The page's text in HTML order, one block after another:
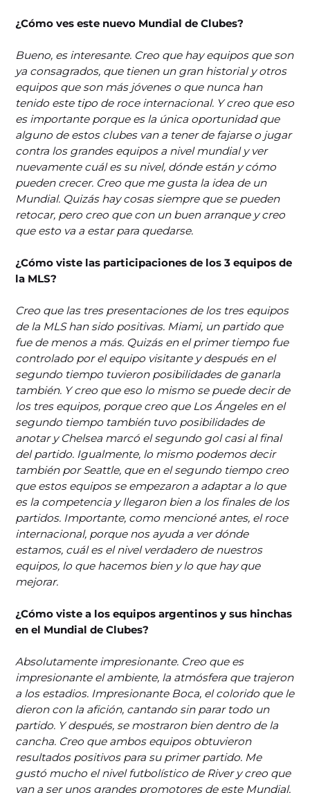
¿Cómo ves este nuevo Mundial de Clubes?
Bueno, es interesante. Creo que hay equipos que son
ya consagrados, que tienen un gran historial y otros
equipos que son más jóvenes o que nunca han
tenido este tipo de roce internacional. Y creo que eso
es importante porque es la única oportunidad que
alguno de estos clubes van a tener de fajarse o jugar
contra los grandes equipos a nivel mundial y ver
nuevamente cuál es su nivel, dónde están y cómo
pueden crecer. Creo que me gusta la idea de un
Mundial. Quizás hay cosas siempre que se pueden
retocar, pero creo que con un buen arranque y creo
que esto va a estar para quedarse.
¿Cómo viste las participaciones de los 3 equipos de
la MLS?
Creo que las tres presentaciones de los tres equipos
de la MLS han sido positivas. Miami, un partido que
fue de menos a más. Quizás en el primer tiempo fue
controlado por el equipo visitante y después en el
segundo tiempo tuvieron posibilidades de ganarla
también. Y creo que eso lo mismo se puede decir de
los tres equipos, porque creo que Los Ángeles en el
segundo tiempo también tuvo posibilidades de
anotar y Chelsea marcó el segundo gol casi al final
del partido. Igualmente, lo mismo podemos decir
también por Seattle, que en el segundo tiempo creo
que estos equipos se empezaron a adaptar a lo que
es la competencia y llegaron bien a los finales de los
partidos. Importante, como mencioné antes, el roce
internacional, porque nos ayuda a ver dónde
estamos, cuál es el nivel verdadero de nuestros
equipos, lo que hacemos bien y lo que hay que
mejorar.
¿Cómo viste a los equipos argentinos y sus hinchas
en el Mundial de Clubes?
Absolutamente impresionante. Creo que es
impresionante el ambiente, la atmósfera que trajeron
a los estadios. Impresionante Boca, el colorido que le
dieron con la afición, cantando sin parar todo un
partido. Y después, se mostraron bien dentro de la
cancha. Creo que ambos equipos obtuvieron
resultados positivos para su primer partido. Me
gustó mucho el nivel futbolístico de River y creo que
van a ser unos grandes promotores de este Mundial,